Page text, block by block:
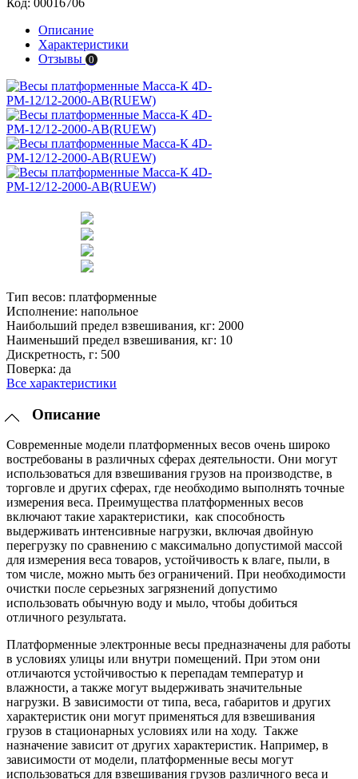
Описание
Характеристики
Отзывы 0
Тип весов: платформенные
Исполнение: напольное
Наибольший предел взвешивания, кг: 2000
Наименьший предел взвешивания, кг: 10
Дискретность, г: 500
Поверка: да
Все характеристики
Описание
Современные модели платформенных весов очень широко
востребованы в различных сферах деятельности. Они могут
использоваться для взвешивания грузов на производстве, в
торговле и других сферах, где необходимо выполнять точные
измерения веса. Преимущества платформенных весов
включают такие характеристики, как способность
выдерживать интенсивные нагрузки, включая двойную
перегрузку по сравнению с максимально допустимой массой
для измерения веса товаров, устойчивость к влаге, пыли, в
том числе, можно мыть без ограничений. При необходимости
очистки после серьезных загрязнений допустимо
использовать обычную воду и мыло, чтобы добиться
отличного результата.
Платформенные электронные весы предназначены для работы
в условиях улицы или внутри помещений. При этом они
отличаются устойчивостью к перепадам температур и
влажности, а также могут выдерживать значительные
нагрузки. В зависимости от типа, веса, габаритов и других
характеристик они могут применяться для взвешивания
грузов в стационарных условиях или на ходу. Также
назначение зависит от других характеристик. Например, в
зависимости от модели, платформенные весы могут
использоваться для взвешивания грузов различного веса и